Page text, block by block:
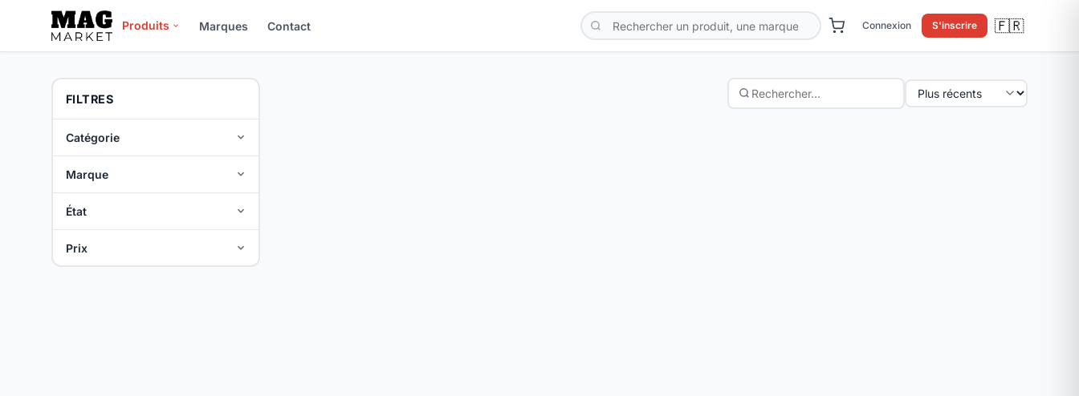
Produits Marques Contact Connexion S'inscrire 🇫🇷
FILTRES
Catégorie
Marque
État
Prix